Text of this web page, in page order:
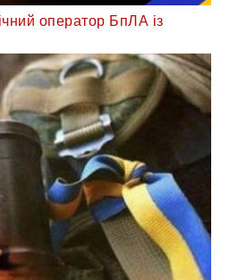
оператор БпЛА із